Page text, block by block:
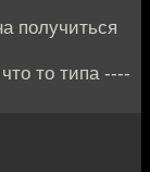
получиться
то типа ----